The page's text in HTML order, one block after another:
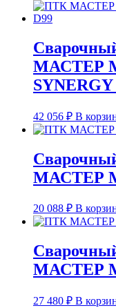
МАСТЕР
SYNERGY
42 056 ₽ В
МАСТЕР
20 088 ₽ В
МАСТЕР
27 480 ₽ В